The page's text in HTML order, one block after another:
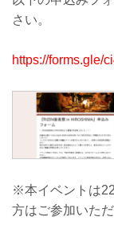
さい。
https://forms.gle/
※本イベントは
方はご参加いただ